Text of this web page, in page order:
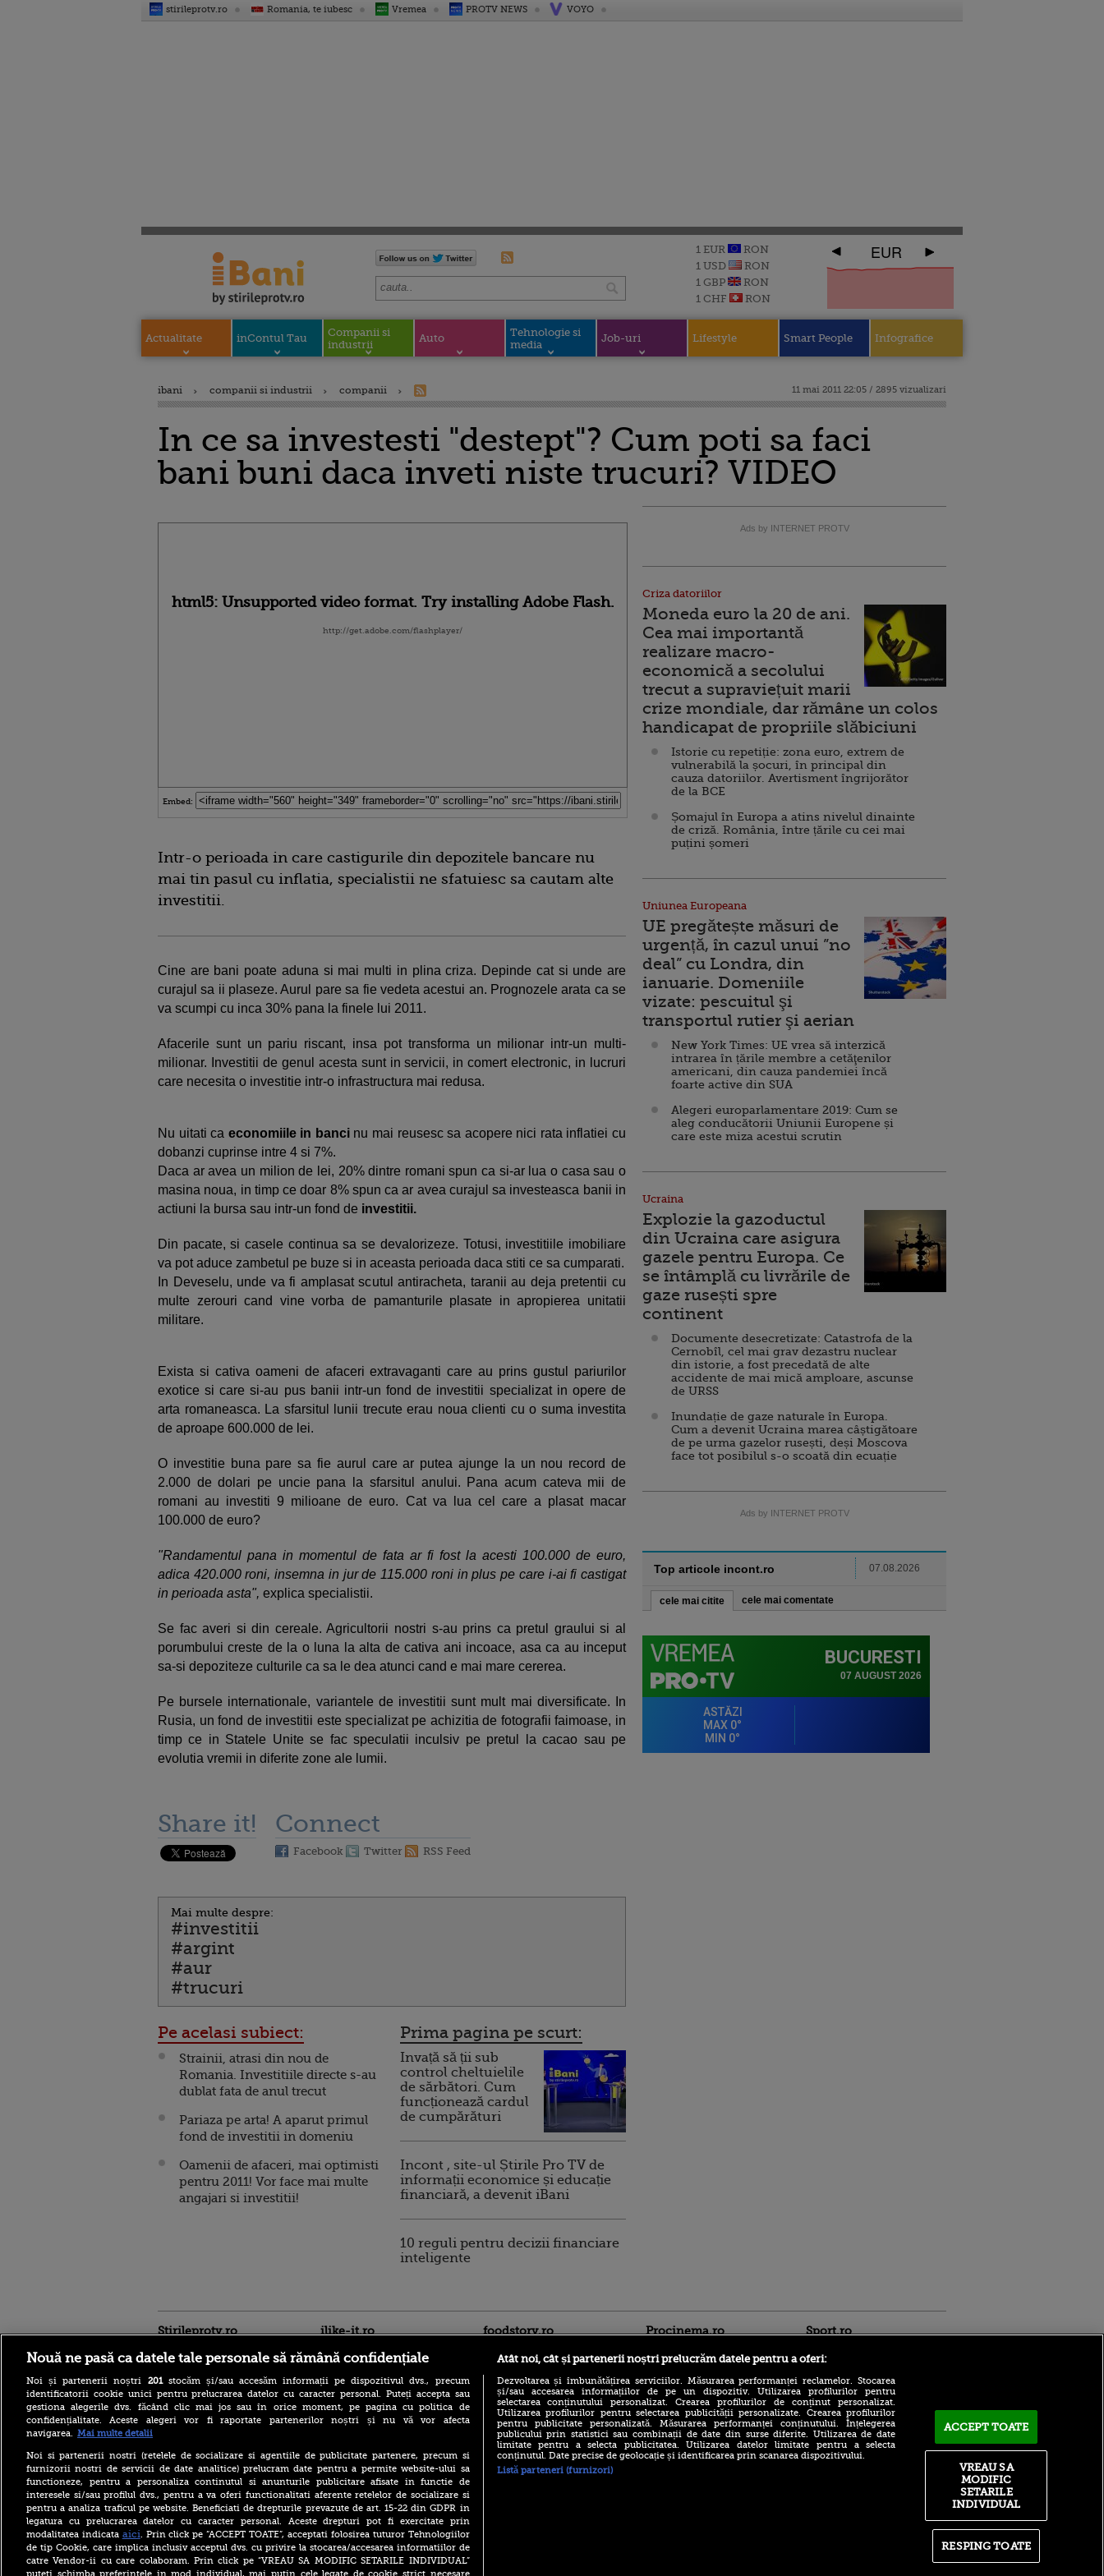
stirileprotv.ro Romania, te iubesc Vremea PROTV NEWS VOYO
1 EUR
RON
1 USD
RON
1 GBP
RON
1 CHF
RON
EUR
Actualitate inContul Tau
Companii si
industrii
Auto
Tehnologie si
media
Job-uri Lifestyle Smart People Infografice
ibani companii si industrii companii 11 mai 2011 22:05 / 2895 vizualizari
In ce sa investesti "destept"? Cum poti sa faci
bani buni daca inveti niste trucuri? VIDEO
html5: Unsupported video format. Try installing Adobe Flash.
http://get.adobe.com/flashplayer/
Embed:
Intr-o perioada in care castigurile din depozitele bancare nu
mai tin pasul cu inflatia, specialistii ne sfatuiesc sa cautam alte
investitii.
Cine are bani poate aduna si mai multi in plina criza. Depinde cat si unde are
curajul sa ii plaseze. Aurul pare sa fie vedeta acestui an. Prognozele arata ca se
va scumpi cu inca 30% pana la finele lui 2011.
Afacerile sunt un pariu riscant, insa pot transforma un milionar intr-un multi-
milionar. Investitii de genul acesta sunt in servicii, in comert electronic, in lucruri
care necesita o investitie intr-o infrastructura mai redusa.
Nu uitati ca economiile in banci nu mai reusesc sa acopere nici rata inflatiei cu
dobanzi cuprinse intre 4 si 7%.
Daca ar avea un milion de lei, 20% dintre romani spun ca si-ar lua o casa sau o
masina noua, in timp ce doar 8% spun ca ar avea curajul sa investeasca banii in
actiuni la bursa sau intr-un fond de investitii.
Din pacate, si casele continua sa se devalorizeze. Totusi, investitiile imobiliare
va pot aduce zambetul pe buze si in aceasta perioada daca stiti ce sa cumparati.
In Deveselu, unde va fi amplasat scutul antiracheta, taranii au deja pretentii cu
multe zerouri cand vine vorba de pamanturile plasate in apropierea unitatii
militare.
Exista si cativa oameni de afaceri extravaganti care au prins gustul pariurilor
exotice si care si-au pus banii intr-un fond de investitii specializat in opere de
arta romaneasca. La sfarsitul lunii trecute erau noua clienti cu o suma investita
de aproape 600.000 de lei.
O investitie buna pare sa fie aurul care ar putea ajunge la un nou record de
2.000 de dolari pe uncie pana la sfarsitul anului. Pana acum cateva mii de
romani au investiti 9 milioane de euro. Cat va lua cel care a plasat macar
100.000 de euro?
"Randamentul pana in momentul de fata ar fi fost la acesti 100.000 de euro,
adica 420.000 roni, insemna in jur de 115.000 roni in plus pe care i-ai fi castigat
in perioada asta", explica specialistii.
Se fac averi si din cereale. Agricultorii nostri s-au prins ca pretul graului si al
porumbului creste de la o luna la alta de cativa ani incoace, asa ca au inceput
sa-si depoziteze culturile ca sa le dea atunci cand e mai mare cererea.
Pe bursele internationale, variantele de investitii sunt mult mai diversificate. In
Rusia, un fond de investitii este specializat pe achizitia de fotografii faimoase, in
timp ce in Statele Unite se fac speculatii inculsiv pe pretul la cacao sau pe
evolutia vremii in diferite zone ale lumii.
Share it! Connect
Facebook Twitter RSS Feed
Mai multe despre:
#investitii
#argint
#aur
#trucuri
Pe acelasi subiect:
Strainii, atrasi din nou de
Romania. Investitiile directe s-au
dublat fata de anul trecut
Pariaza pe arta! A aparut primul
fond de investitii in domeniu
Oamenii de afaceri, mai optimisti
pentru 2011! Vor face mai multe
angajari si investitii!
Prima pagina pe scurt:
Invață să ții sub
control cheltuielile
de sărbători. Cum
funcționează cardul
de cumpărături
Incont , site-ul Știrile Pro TV de
informații economice și educație
financiară, a devenit iBani
10 reguli pentru decizii financiare
inteligente
Ads by INTERNET PROTV
Criza datoriilor
Moneda euro la 20 de ani.
Cea mai importantă
realizare macro-
economică a secolului
trecut a supraviețuit marii
crize mondiale, dar rămâne un colos
handicapat de propriile slăbiciuni
Istorie cu repetiție: zona euro, extrem de
vulnerabilă la șocuri, în principal din
cauza datoriilor. Avertisment îngrijorător
de la BCE
Șomajul în Europa a atins nivelul dinainte
de criză. România, între țările cu cei mai
puțini șomeri
Uniunea Europeana
UE pregătește măsuri de
urgență, în cazul unui ”no
deal” cu Londra, din
ianuarie. Domeniile
vizate: pescuitul şi
transportul rutier şi aerian
New York Times: UE vrea să interzică
intrarea în țările membre a cetăţenilor
americani, din cauza pandemiei încă
foarte active din SUA
Alegeri europarlamentare 2019: Cum se
aleg conducătorii Uniunii Europene și
care este miza acestui scrutin
Ucraina
Explozie la gazoductul
din Ucraina care asigura
gazele pentru Europa. Ce
se întâmplă cu livrările de
gaze rusești spre
continent
Documente desecretizate: Catastrofa de la
Cernobîl, cel mai grav dezastru nuclear
din istorie, a fost precedată de alte
accidente de mai mică amploare, ascunse
de URSS
Inundație de gaze naturale în Europa.
Cum a devenit Ucraina marea câștigătoare
de pe urma gazelor rusești, deși Moscova
face tot posibilul s-o scoată din ecuație
Ads by INTERNET PROTV
Top articole incont.ro 07.08.2026
cele mai citite cele mai comentate
Stirileprotv.ro
pentru marinarii de pe
portavionul USS Abraham
Lincoln: dușuri cu mucegai
și lipsă de alimente
Doi miri din Italia au primit
despăgubiri de 30.000 de
euro după ce au rămas fără
vin și tort la nuntă
Alertă în Japonia din cauza
ilike-it.ro foodstory.ro
(P) Descoperă Lumea
Evenimentelor din România
cu Transilvania Events!
Procinema.ro
Emoții intense pentru
Sport.ro
LIVE TEXT | UTA - Rapid,
azi, de la 21:00, pe Sport.ro.
Nouă ne pasă ca datele tale personale să rămână confidențiale
Noi și partenerii noștri 201stocăm și/sau accesăm informații pe dispozitivul dvs., precum
identificatorii cookie unici pentru prelucrarea datelor cu caracter personal. Puteți accepta sau
gestiona alegerile dvs. făcând clic mai jos sau în orice moment, pe pagina cu politica de
confidențialitate. Aceste alegeri vor fi raportate partenerilor noștri și nu vă vor afecta
navigarea. Mai multe detalii
Noi si partenerii nostri (retelele de socializare si agentiile de publicitate partenere, precum si
furnizorii nostri de servicii de date analitice) prelucram date pentru a permite website-ului sa
functioneze, pentru a personaliza continutul si anunturile publicitare afisate in functie de
interesele si/sau profilul dvs., pentru a va oferi functionalitati aferente retelelor de socializare si
pentru a analiza traficul pe website. Beneficiati de drepturile prevazute de art. 15-22 din GDPR in
legatura cu prelucrarea datelor cu caracter personal. Aceste drepturi pot fi exercitate prin
modalitatea indicata aici. Prin click pe “ACCEPT TOATE”, acceptati folosirea tuturor Tehnologiilor
de tip Cookie, care implica inclusiv acceptul dvs. cu privire la stocarea/accesarea informatiilor de
catre Vendor-ii cu care colaboram. Prin click pe “VREAU SA MODIFIC SETARILE INDIVIDUAL”
Atât noi, cât și partenerii noștri prelucrăm datele pentru a oferi:
Dezvoltarea și îmbunătățirea serviciilor. Măsurarea performanței reclamelor. Stocarea
și/sau accesarea informațiilor de pe un dispozitiv. Utilizarea profilurilor pentru
selectarea conținutului personalizat. Crearea profilurilor de conținut personalizat.
Utilizarea profilurilor pentru selectarea publicității personalizate. Crearea profilurilor
pentru publicitate personalizată. Măsurarea performanței conținutului. Înțelegerea
publicului prin statistici sau combinații de date din surse diferite. Utilizarea de date
limitate pentru a selecta publicitatea. Utilizarea datelor limitate pentru a selecta
conținutul. Date precise de geolocație și identificarea prin scanarea dispozitivului.
Listă parteneri (furnizori)
ACCEPT TOATE
RESPING TOATE
VREAU SA
MODIFIC
SETARILE
INDIVIDUAL